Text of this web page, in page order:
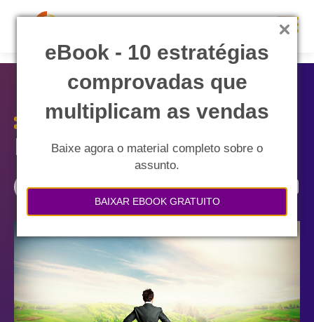
eBook - 10 estratégias
comprovadas que
multiplicam as vendas
Baixe agora o material completo sobre o
assunto.
BAIXAR EBOOK GRATUITO
B2B ou B2C?
Compartilhe: